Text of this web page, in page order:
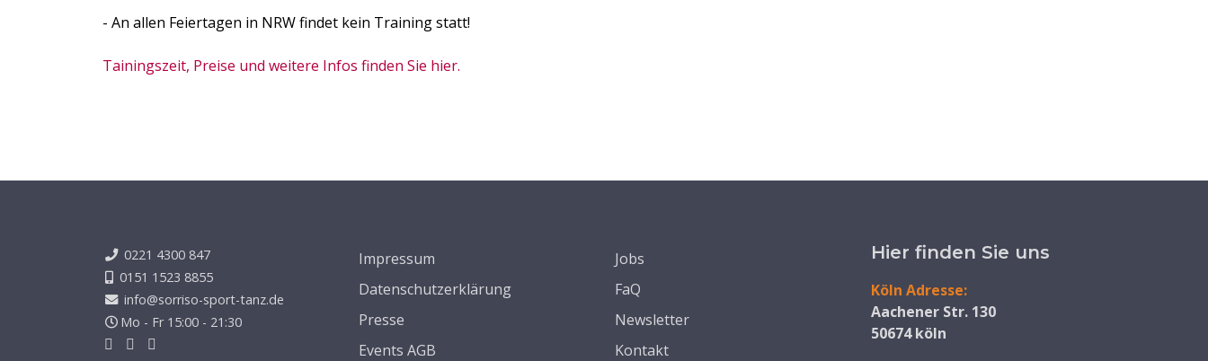
- An allen Feiertagen in NRW findet kein Training statt!
Tainingszeit, Preise und weitere Infos finden Sie hier.
0221 4300 847
0151 1523 8855
info@sorriso-sport-tanz.de
Mo - Fr 15:00 - 21:30
Impressum
Datenschutzerklärung
Presse
Events AGB
Jobs
FaQ
Newsletter
Kontakt
Hier finden Sie uns
Köln Adresse:
Aachener Str. 130
50674 köln